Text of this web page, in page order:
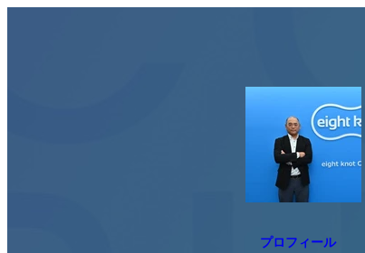
プロフィール